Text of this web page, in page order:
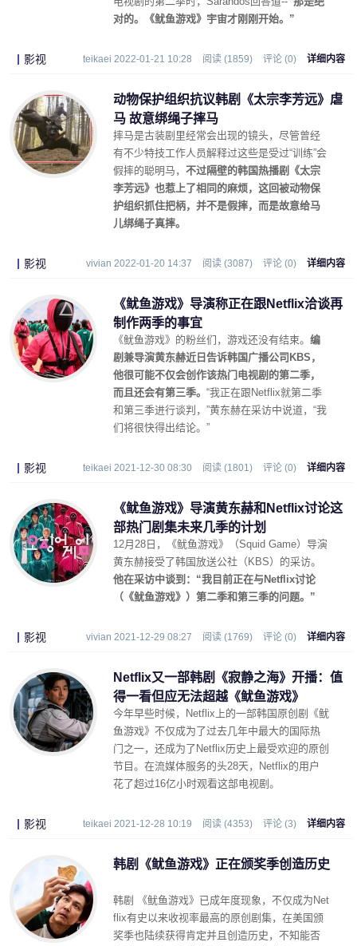
对的。《鱿鱼游戏》宇宙才刚刚开始。”
影视 teikaei 2022-01-21 10:28 阅读 (1859) 评论 (0) 详细内容
动物保护组织抗议韩剧《太宗李芳远》虐
马 故意绑绳子摔马
摔马是古装剧里经常会出现的镜头，尽管曾经
有不少特技工作人员解释过这些是受过“训练”会
假摔的聪明马， 不过隔壁的韩国热播剧《太宗
李芳远》也惹上了相同的麻烦，这回被动物保
护组织抓住把柄，并不是假摔，而是故意给马
儿绑绳子真摔。
影视 vivian 2022-01-20 14:37 阅读 (3087) 评论 (0) 详细内容
《鱿鱼游戏》导演称正在跟Netflix洽谈再
制作两季的事宜
《鱿鱼游戏》的粉丝们，游戏还没有结束。 编
剧兼导演黄东赫近日告诉韩国广播公司KBS，
他很可能不仅会创作该热门电视剧的第二季，
而且还会有第三季。 “我正在跟Netflix就第二季
和第三季进行谈判，”黄东赫在采访中说道，“我
们将很快得出结论。”
影视 teikaei 2021-12-30 08:30 阅读 (1801) 评论 (0) 详细内容
《鱿鱼游戏》导演黄东赫和Netflix讨论这
部热门剧集未来几季的计划
12月28日，《鱿鱼游戏》（Squid Game）导演
黄东赫接受了韩国放送公社（KBS）的采访。
他在采访中谈到：“我目前正在与Netflix讨论
（《鱿鱼游戏》）第二季和第三季的问题。”
影视 vivian 2021-12-29 08:27 阅读 (1769) 评论 (0) 详细内容
Netflix又一部韩剧《寂静之海》开播：值
得一看但应无法超越《鱿鱼游戏》
今年早些时候，Netflix上的一部韩国原创剧《鱿
鱼游戏》不仅成为了过去几年中最大的国际热
门之一，还成为了Netflix历史上最受欢迎的原创
节目。在流媒体服务的头28天，Netflix的用户
花了超过16亿小时观看这部电视剧。
影视 teikaei 2021-12-28 10:19 阅读 (4353) 评论 (3) 详细内容
韩剧《鱿鱼游戏》正在颁奖季创造历史
韩剧 《鱿鱼游戏》已成年度现象，不仅成为Net
flix有史以来收视率最高的原创剧集，在美国颁
奖季也陆续获得肯定并且创造历史，不知能否